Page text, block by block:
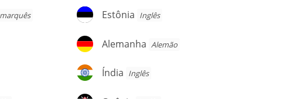
Estônia
Estônia Inglês
Alemanha
Alemanha Alemão
Índia
Índia Inglês